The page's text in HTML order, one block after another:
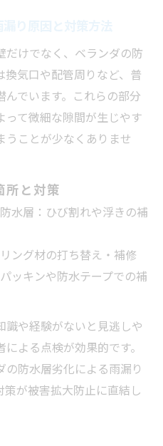
だけでなく、ベランダの防
気口や配管周りなど、普
でいます。これらの部分
って微細な隙間が生じやす
うことが少なくありませ
所と対策
水層：ひび割れや浮きの補
ング材の打ち替え・補修
ッキンや防水テープでの補
識や経験がないと見逃しや
よる点検が効果的です。
防水層劣化による雨漏り
が被害拡大防止に直結し